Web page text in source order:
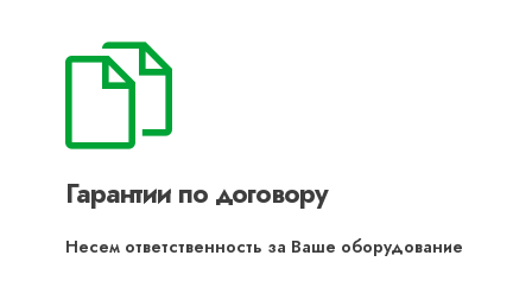
Гарантии по договору
Несем ответственность за Ваше оборудование